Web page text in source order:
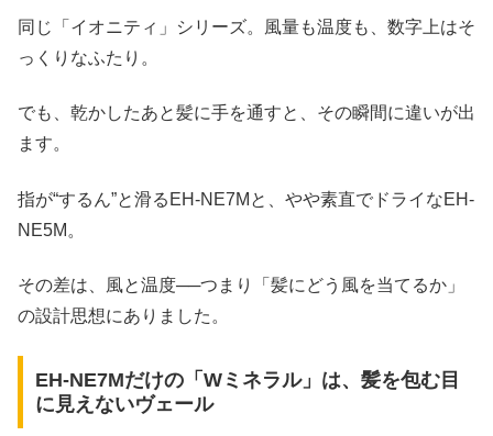
同じ「イオニティ」シリーズ。風量も温度も、数字上はそ
っくりなふたり。
でも、乾かしたあと髪に手を通すと、その瞬間に違いが出
ます。
指が“するん”と滑るEH-NE7Mと、やや素直でドライなEH-
NE5M。
その差は、風と温度──つまり「髪にどう風を当てるか」
の設計思想にありました。
EH-NE7Mだけの「Wミネラル」は、髪を包む目
に見えないヴェール